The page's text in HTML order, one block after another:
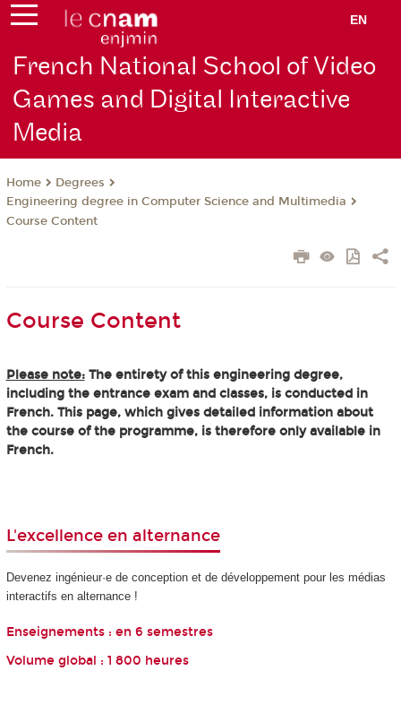
EN
French National School of Video
Games and Digital Interactive
Media
Home
Degrees
Engineering degree in Computer Science and Multimedia
Course Content
Course Content
Please note:The entirety of this engineering degree,
including the entrance exam and classes, is conducted in
French. This page, which gives detailed information about
the course of the programme, is therefore only available in
French.
L'excellence en alternance
Devenez ingénieur·e de conception et de développement pour les médias
interactifs en alternance !
Enseignements : en 6 semestres
Volume global : 1 800 heures